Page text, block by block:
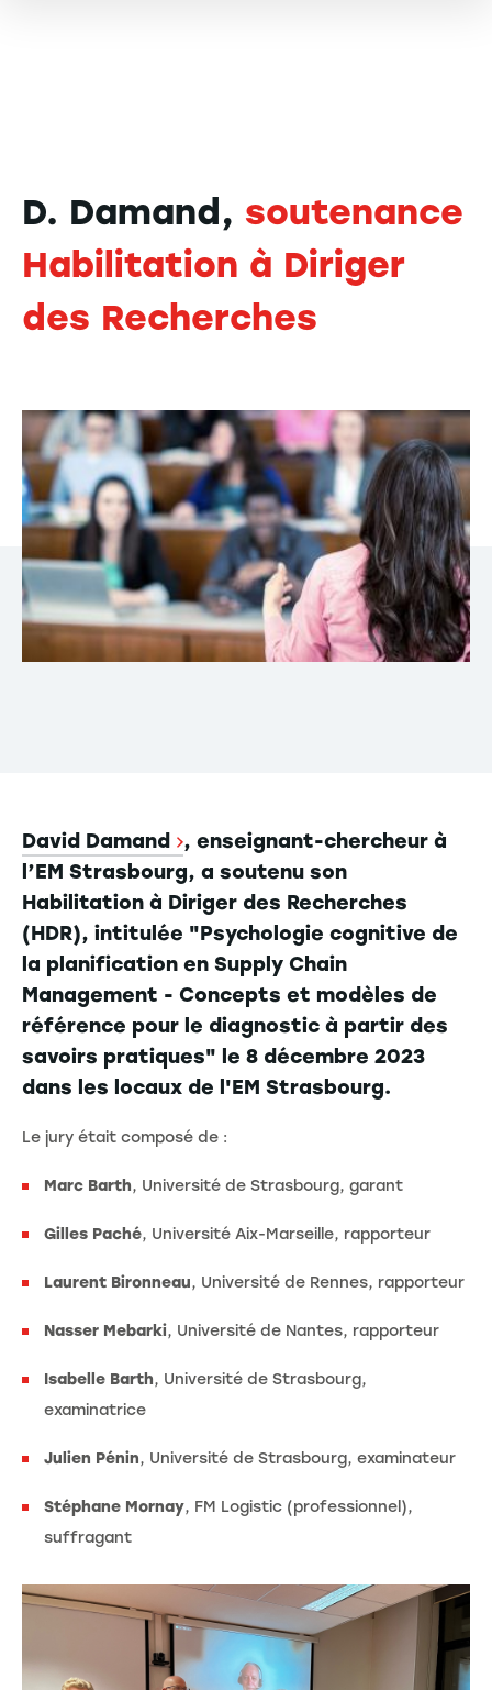
D. Damand, soutenance
Habilitation à Diriger
des Recherches
David Damand
, enseignant-chercheur à
l’EM Strasbourg, a soutenu son
Habilitation à Diriger des Recherches
(HDR), intitulée "Psychologie cognitive de
la planification en Supply Chain
Management - Concepts et modèles de
référence pour le diagnostic à partir des
savoirs pratiques" le 8 décembre 2023
dans les locaux de l'EM Strasbourg.
Le jury était composé de :
Marc Barth, Université de Strasbourg, garant
Gilles Paché, Université Aix-Marseille, rapporteur
Laurent Bironneau, Université de Rennes, rapporteur
Nasser Mebarki, Université de Nantes, rapporteur
Isabelle Barth, Université de Strasbourg,
examinatrice
Julien Pénin, Université de Strasbourg, examinateur
Stéphane Mornay, FM Logistic (professionnel),
suffragant